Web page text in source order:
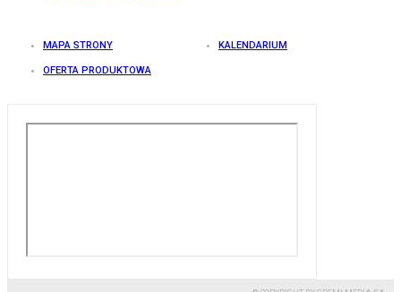
MAPA STRONY KALENDARIUM
OFERTA PRODUKTOWA